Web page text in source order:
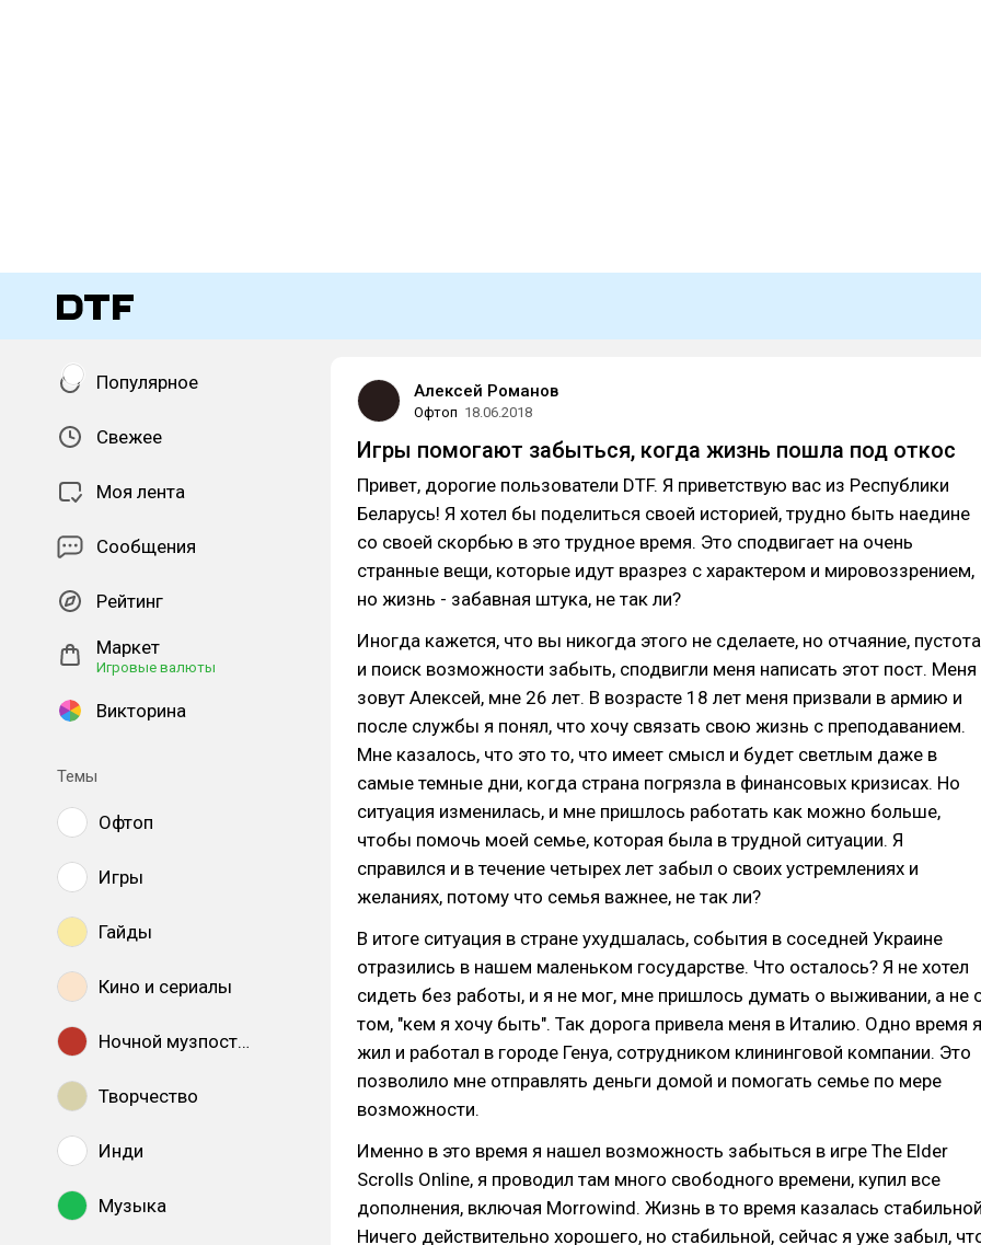
Популярное
Свежее
Моя лента
Сообщения
Рейтинг
Маркет
Игровые валюты
Викторина
Темы
Офтоп
Игры
Гайды
Кино и сериалы
Ночной музпостинг
Творчество
Инди
Музыка
Алексей Романов
Офтоп 18.06.2018
Игры помогают забыться, когда жизнь пошла под откос
Привет, дорогие пользователи DTF. Я приветствую вас из Республики
Беларусь! Я хотел бы поделиться своей историей, трудно быть наедине
со своей скорбью в это трудное время. Это сподвигает на очень
странные вещи, которые идут вразрез с характером и мировоззрением,
но жизнь - забавная штука, не так ли?
Иногда кажется, что вы никогда этого не сделаете, но отчаяние, пустота
и поиск возможности забыть, сподвигли меня написать этот пост. Меня
зовут Алексей, мне 26 лет. В возрасте 18 лет меня призвали в армию и
после службы я понял, что хочу связать свою жизнь с преподаванием.
Мне казалось, что это то, что имеет смысл и будет светлым даже в
самые темные дни, когда страна погрязла в финансовых кризисах. Но
ситуация изменилась, и мне пришлось работать как можно больше,
чтобы помочь моей семье, которая была в трудной ситуации. Я
справился и в течение четырех лет забыл о своих устремлениях и
желаниях, потому что семья важнее, не так ли?
В итоге ситуация в стране ухудшалась, события в соседней Украине
отразились в нашем маленьком государстве. Что осталось? Я не хотел
сидеть без работы, и я не мог, мне пришлось думать о выживании, а не
том, "кем я хочу быть". Так дорога привела меня в Италию. Одно время я
жил и работал в городе Генуа, сотрудником клининговой компании. Это
позволило мне отправлять деньги домой и помогать семье по мере
возможности.
Именно в это время я нашел возможность забыться в игре The Elder
Scrolls Online, я проводил там много свободного времени, купил все
дополнения, включая Morrowind. Жизнь в то время казалась
Ничего действительно хорошего, но стабильной, сейчас я уже забыл,